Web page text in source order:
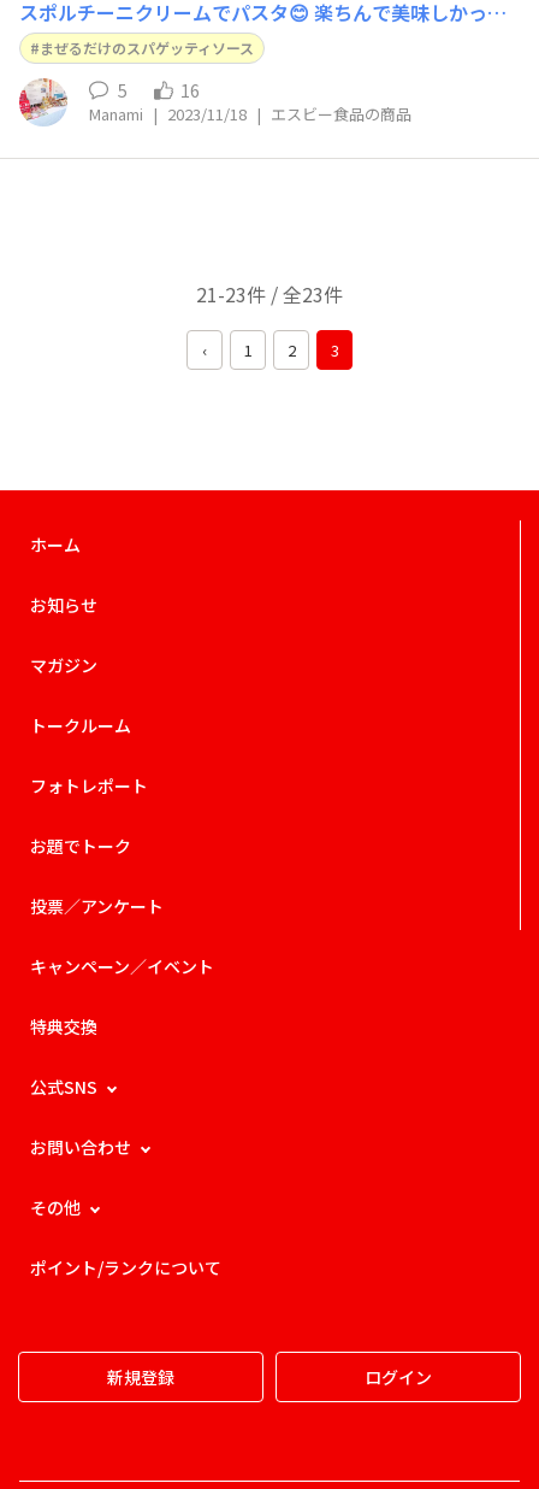
スポルチーニクリームでパスタ😊 楽ちんで美味しかった
です🎵
まぜるだけのスパゲッティソース
5 16
Manami | 2023/11/18 | エスビー食品の商品
21-23件 / 全23件
‹ 1 2 3
ホーム
お知らせ
マガジン
トークルーム
フォトレポート
お題でトーク
投票／アンケート
キャンペーン／イベント
特典交換
公式SNS
お問い合わせ
その他
ポイント/ランクについて
新規登録 ログイン